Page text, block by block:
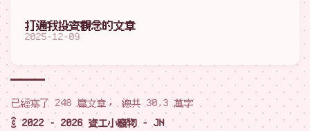
打通我投資觀念的文章
2025-12-09
已經寫了 248 篇文章， 總共 30.3 萬字
© 2022 - 2026 資工小廢物 - JN